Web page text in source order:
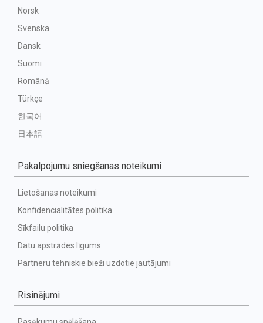
Norsk
Svenska
Dansk
Suomi
Română
Türkçe
한국어
日本語
Pakalpojumu sniegšanas noteikumi
Lietošanas noteikumi
Konfidencialitātes politika
Sīkfailu politika
Datu apstrādes līgums
Partneru tehniskie bieži uzdotie jautājumi
Risinājumi